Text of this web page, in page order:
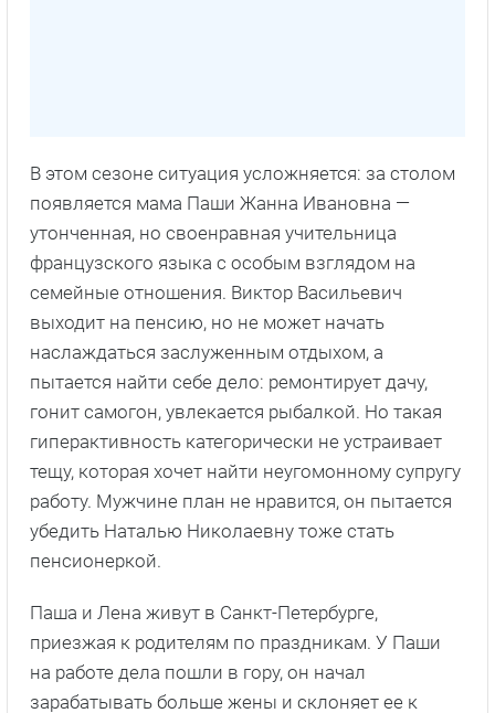
В этом сезоне ситуация усложняется: за столом
появляется мама Паши Жанна Ивановна —
утонченная, но своенравная учительница
французского языка с особым взглядом на
семейные отношения. Виктор Васильевич
выходит на пенсию, но не может начать
наслаждаться заслуженным отдыхом, а
пытается найти себе дело: ремонтирует дачу,
гонит самогон, увлекается рыбалкой. Но такая
гиперактивность категорически не устраивает
тещу, которая хочет найти неугомонному супругу
работу. Мужчине план не нравится, он пытается
убедить Наталью Николаевну тоже стать
пенсионеркой.
Паша и Лена живут в Санкт-Петербурге,
приезжая к родителям по праздникам. У Паши
на работе дела пошли в гору, он начал
зарабатывать больше жены и склоняет ее к